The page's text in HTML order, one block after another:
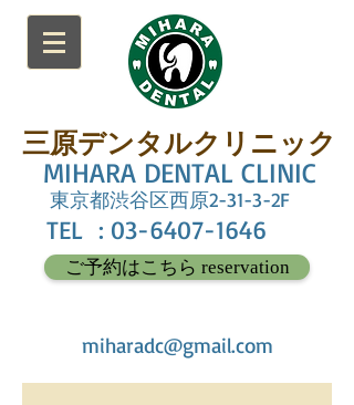
三原デンタルクリニック
MIHARA DENTAL CLINIC
東京都渋谷区西原2-31-3-2F
TEL : 03-6407-1646
ご予約はこちら reservation
miharadc@gmail.com